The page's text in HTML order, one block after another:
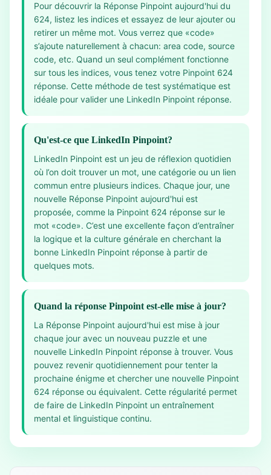
Pour découvrir la Réponse Pinpoint aujourd'hui du
624, listez les indices et essayez de leur ajouter ou
retirer un même mot. Vous verrez que «code»
s’ajoute naturellement à chacun: area code, source
code, etc. Quand un seul complément fonctionne
sur tous les indices, vous tenez votre Pinpoint 624
réponse. Cette méthode de test systématique est
idéale pour valider une LinkedIn Pinpoint réponse.
Qu'est-ce que LinkedIn Pinpoint?
LinkedIn Pinpoint est un jeu de réflexion quotidien
où l’on doit trouver un mot, une catégorie ou un lien
commun entre plusieurs indices. Chaque jour, une
nouvelle Réponse Pinpoint aujourd'hui est
proposée, comme la Pinpoint 624 réponse sur le
mot «code». C’est une excellente façon d’entraîner
la logique et la culture générale en cherchant la
bonne LinkedIn Pinpoint réponse à partir de
quelques mots.
Quand la réponse Pinpoint est-elle mise à jour?
La Réponse Pinpoint aujourd'hui est mise à jour
chaque jour avec un nouveau puzzle et une
nouvelle LinkedIn Pinpoint réponse à trouver. Vous
pouvez revenir quotidiennement pour tenter la
prochaine énigme et chercher une nouvelle Pinpoint
624 réponse ou équivalent. Cette régularité permet
de faire de LinkedIn Pinpoint un entraînement
mental et linguistique continu.